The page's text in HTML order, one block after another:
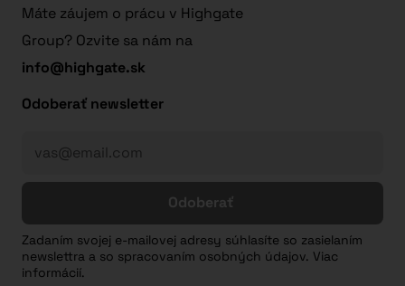
Máte záujem o prácu v Highgate
Group? Ozvite sa nám na
info@highgate.sk
Odoberať newsletter
Odoberať
Zadaním svojej e-mailovej adresy súhlasíte so zasielaním
newslettra a so spracovaním osobných údajov. Viac
informácií.